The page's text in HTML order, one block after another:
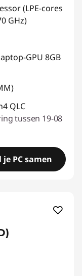
(LPE-cores
GHz)
GPU 8GB
QLC
tussen 19-08
je PC samen